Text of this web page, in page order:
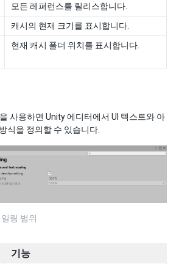
모든 레퍼런스를 릴리스합니다.
캐시의 현재 크기를 표시합니다.
현재 캐시 폴더 위치를 표시합니다.
사용하면 Unity 에디터에서 UI 텍스트와 아
식을 정의할 수 있습니다.
링 범위
기능